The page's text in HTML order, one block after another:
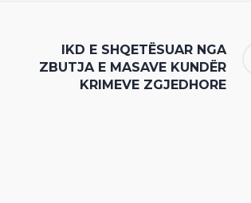
IKD E SHQETËSUAR NGA
ZBUTJA E MASAVE KUNDËR
KRIMEVE ZGJEDHORE